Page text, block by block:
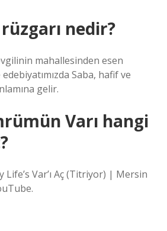
nedir?
mahallesinden esen
Saba, hafif ve
gelir.
Varı hangi
Life’s Var’ı Aç (Titriyor) | Mersin